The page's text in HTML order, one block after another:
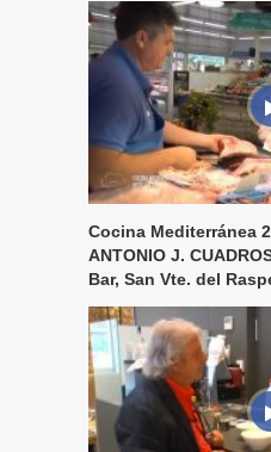
Cocina Mediterránea
ANTONIO J.
Bar, San Vte. del